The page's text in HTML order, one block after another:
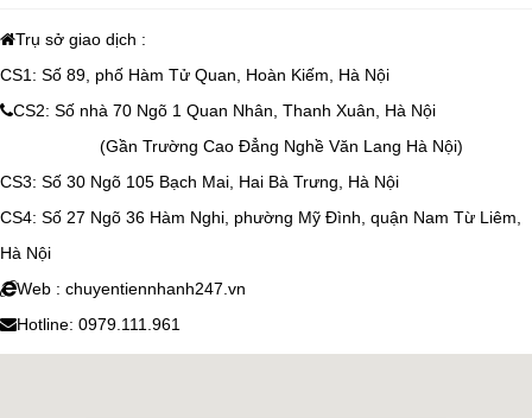
Trụ sở giao dịch :
CS1: Số 89, phố Hàm Tử Quan, Hoàn Kiếm, Hà Nội
CS2: Số nhà 70 Ngõ 1 Quan Nhân, Thanh Xuân, Hà Nội
(Gần Trường Cao Đẳng Nghề Văn Lang Hà Nội)
CS3: Số 30 Ngõ 105 Bạch Mai, Hai Bà Trưng, Hà Nội
CS4: Số 27 Ngõ 36 Hàm Nghi, phường Mỹ Đình, quận Nam Từ Liêm,
Hà Nội
Web : chuyentiennhanh247.vn
Hotline: 0979.111.961